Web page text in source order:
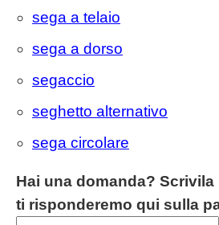
sega a telaio
sega a dorso
segaccio
seghetto alternativo
sega circolare
Hai una domanda? Scrivila
ti risponderemo qui sulla